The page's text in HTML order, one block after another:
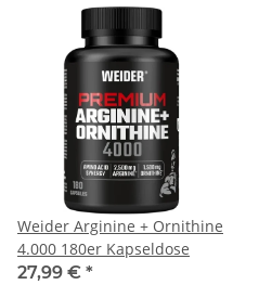
Weider Arginine + Ornithine
4.000 180er Kapseldose
27,99 € *